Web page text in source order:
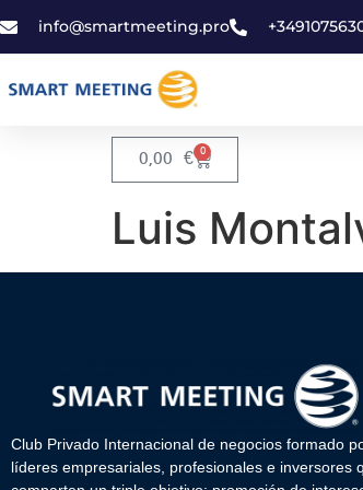
info@smartmeeting.pro
0,00 € 0
Luis
Club Privado Internacional de negocios formado
líderes empresariales, profesionales e inversores